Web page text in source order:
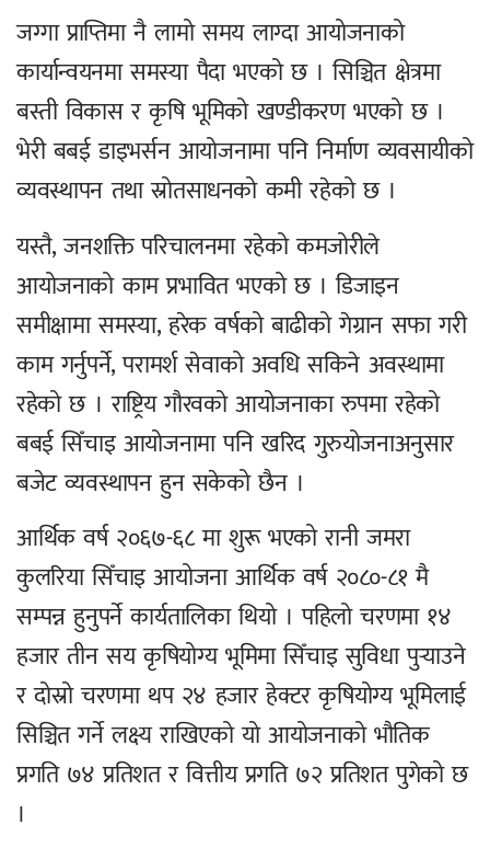
जग्गा प्राप्तिमा नै लामो समय लाग्दा आयोजनाको
कार्यान्वयनमा समस्या पैदा भएको छ । सिञ्चित क्षेत्रमा
बस्ती विकास र कृषि भूमिको खण्डीकरण भएको छ ।
भेरी बबई डाइभर्सन आयोजनामा पनि निर्माण व्यवसायीको
व्यवस्थापन तथा स्रोतसाधनको कमी रहेको छ ।
यस्तै, जनशक्ति परिचालनमा रहेको कमजोरीले
आयोजनाको काम प्रभावित भएको छ । डिजाइन
समीक्षामा समस्या, हरेक वर्षको बाढीको गेग्रान सफा गरी
काम गर्नुपर्ने, परामर्श सेवाको अवधि सकिने अवस्थामा
रहेको छ । राष्ट्रिय गौरवको आयोजनाका रुपमा रहेको
बबई सिँचाइ आयोजनामा पनि खरिद गुरुयोजनाअनुसार
बजेट व्यवस्थापन हुन सकेको छैन ।
आर्थिक वर्ष २०६७-६८ मा शुरू भएको रानी जमरा
कुलरिया सिँचाइ आयोजना आर्थिक वर्ष २०८०-८१ मै
सम्पन्न हुनुपर्ने कार्यतालिका थियो । पहिलो चरणमा १४
हजार तीन सय कृषियोग्य भूमिमा सिँचाइ सुविधा पुर्‍याउने
र दोस्रो चरणमा थप २४ हजार हेक्टर कृषियोग्य भूमिलाई
सिञ्चित गर्ने लक्ष्य राखिएको यो आयोजनाको भौतिक
प्रगति ७४ प्रतिशत र वित्तीय प्रगति ७२ प्रतिशत पुगेको छ
।